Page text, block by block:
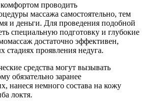
проводить
массажа самостоятельно, тем
и деньги. Для проведения подобной
специальную подготовку и глубокие
достаточно эффективен,
стадиях проявления недуга.
средства могут вызывать
обязательно заранее
нанеся немного состава на кожу
локтя.